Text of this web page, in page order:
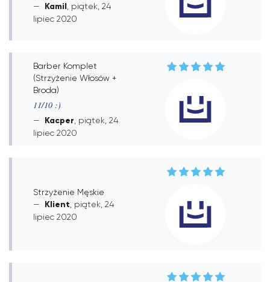
Kamil , piątek, 24
lipiec 2020
Barber Komplet
(Strzyżenie Włosów +
Broda)
11/10 :)
Kacper , piątek, 24
lipiec 2020
Strzyżenie Męskie
Klient , piątek, 24
lipiec 2020